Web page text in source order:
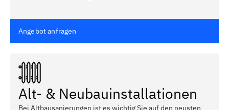
Angebot anfragen
Alt- & Neubauinstallationen
Bei Altbausanierungen ist es wichtig Sie auf den neusten